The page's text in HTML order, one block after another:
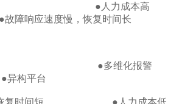
●人力成本高
●故障响应速度慢，恢复时间长
监控 ●多维化报警
●异构平台
快，恢复时间短 ●人力成本低